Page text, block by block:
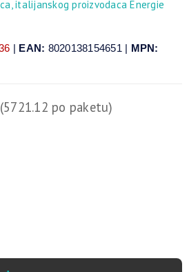
italijanskog proizvodaca Energie
| EAN: 8020138154651 | MPN:
(5721.12 po paketu)